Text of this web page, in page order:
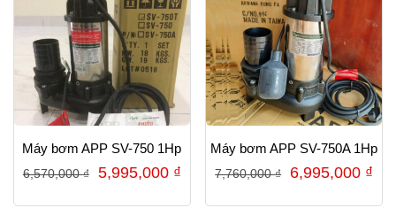
Máy bơm APP SV-750 1Hp
6,570,000₫
Giá
5,995,000 ₫Giá
Máy bơm APP SV-750A 1Hp
7,760,000₫
Giá
6,995,000 ₫